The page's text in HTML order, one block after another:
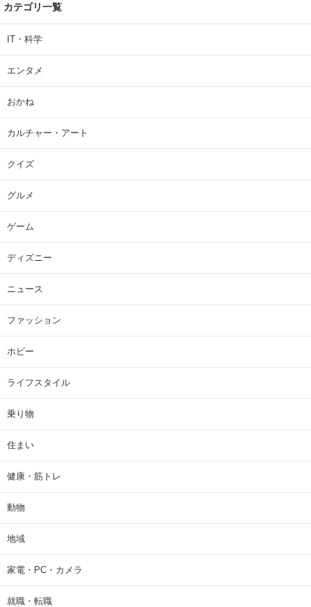
カテゴリ一覧
IT・科学
エンタメ
おかね
カルチャー・アート
クイズ
グルメ
ゲーム
ディズニー
ニュース
ファッション
ホビー
ライフスタイル
乗り物
住まい
健康・筋トレ
動物
地域
家電・PC・カメラ
就職・転職